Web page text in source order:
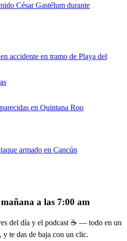
César Gastélum durante
accidente en tramo de Playa del
en Quintana Roo
armado en Cancún
a las 7:00 am
del día y el podcast ☕ — todo en un
te das de baja con un clic.